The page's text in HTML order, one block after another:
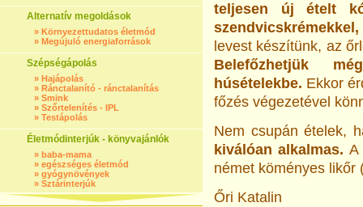
Alternatív megoldások
» Környezettudatos életmód
» Megújuló energiaforrások
Szépségápolás
» Hajápolás
» Ránctalanító - ránctalanítás
» Smink
» Szőrtelenítés - IPL
» Testápolás
Életmódinterjúk - könyvajánlók
» baba-mama
» egészséges életmód
» gyógynövények
» Sztárinterjúk
teljesen új ételt
levest készítünk, az
Belefőzhetjük
húsételekbe. Ekkor
főzés végezetével
Nem csupán ételek,
kiválóan alkalmas. A
német köményes likőr
Őri Katalin